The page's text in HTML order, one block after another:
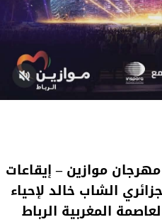
الدورة 21 من مهرجان موازين – إيقاعات
الشاب خالد لإحياء
المغربية الرباط